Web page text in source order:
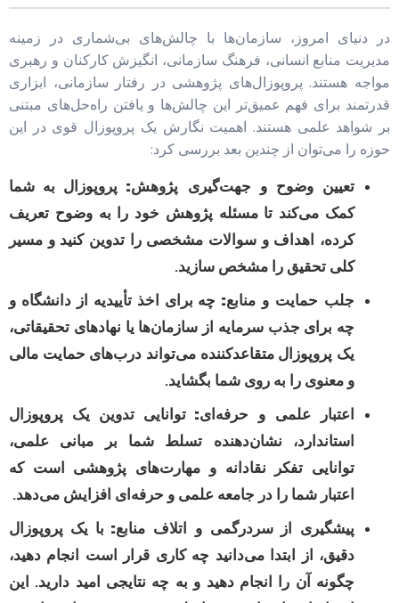
در دنیای امروز، سازمان‌ها با چالش‌های بی‌شماری در زمینه
مدیریت منابع انسانی، فرهنگ سازمانی، انگیزش کارکنان و رهبری
مواجه هستند. پروپوزال‌های پژوهشی در رفتار سازمانی، ابزاری
قدرتمند برای فهم عمیق‌تر این چالش‌ها و یافتن راه‌حل‌های مبتنی
بر شواهد علمی هستند. اهمیت نگارش یک پروپوزال قوی در این
حوزه را می‌توان از چندین بعد بررسی کرد:
تعیین وضوح و جهت‌گیری پژوهش: پروپوزال به شما
کمک می‌کند تا مسئله پژوهش خود را به وضوح تعریف
کرده، اهداف و سوالات مشخصی را تدوین کنید و مسیر
کلی تحقیق را مشخص سازید.
جلب حمایت و منابع: چه برای اخذ تأییدیه از دانشگاه و
چه برای جذب سرمایه از سازمان‌ها یا نهادهای تحقیقاتی،
یک پروپوزال متقاعدکننده می‌تواند درب‌های حمایت مالی
و معنوی را به روی شما بگشاید.
اعتبار علمی و حرفه‌ای: توانایی تدوین یک پروپوزال
استاندارد، نشان‌دهنده تسلط شما بر مبانی علمی،
توانایی تفکر نقادانه و مهارت‌های پژوهشی است که
اعتبار شما را در جامعه علمی و حرفه‌ای افزایش می‌دهد.
پیشگیری از سردرگمی و اتلاف منابع: با یک پروپوزال
دقیق، از ابتدا می‌دانید چه کاری قرار است انجام دهید،
چگونه آن را انجام دهید و به چه نتایجی امید دارید. این